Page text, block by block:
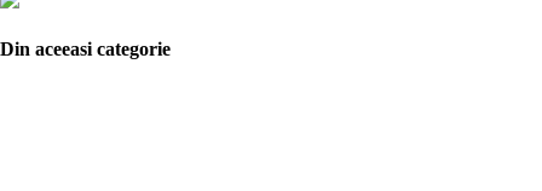
Din aceeasi categorie